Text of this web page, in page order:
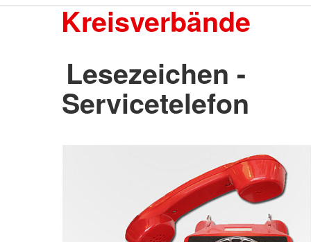
Kreisverbände
Lesezeichen -
Servicetelefon